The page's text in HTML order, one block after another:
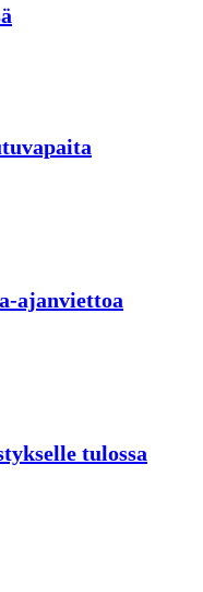
ajanviettoa
tulossa